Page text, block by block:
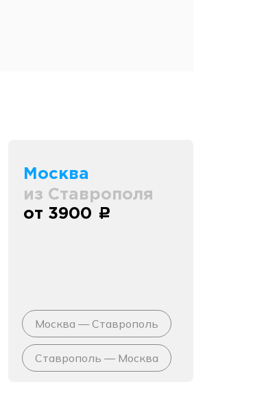
Москва
из Ставрополя
от 3900 c
Москва — Ставрополь
Ставрополь — Москва